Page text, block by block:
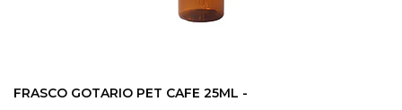
FRASCO GOTARIO PET CAFE 25ML -